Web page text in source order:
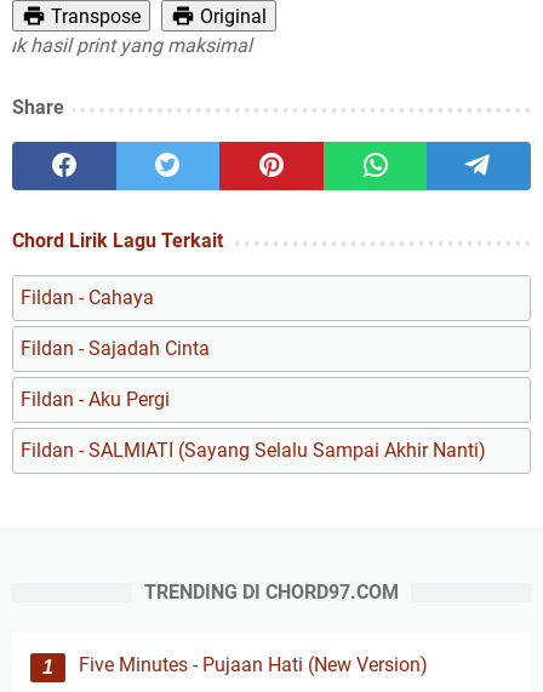
Transpose
Original
print yang maksimal
Share
Chord Lirik Lagu Terkait
Fildan - Cahaya
Fildan - Sajadah Cinta
Fildan - Aku Pergi
Fildan - SALMIATI (Sayang Selalu Sampai Akhir Nanti)
TRENDING DI CHORD97.COM
Five Minutes - Pujaan Hati (New Version)